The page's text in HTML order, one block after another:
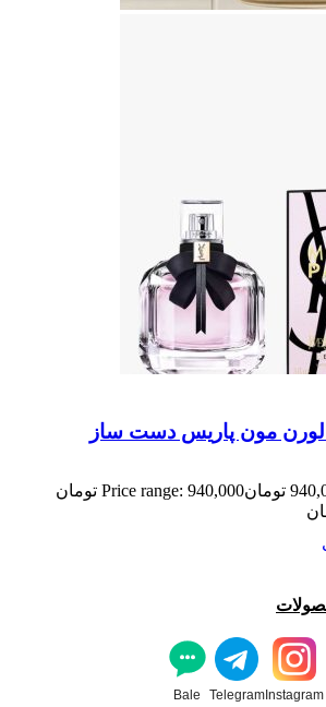
لورن مون پاریس دست ساز
تومان
Price range: 940,000 تومان
Instagram
Telegram
Bale